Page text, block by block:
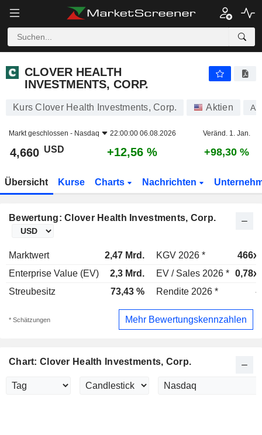
CLOVER HEALTH
INVESTMENTS, CORP.
Kurs Clover Health Investments, Corp. Aktien
Markt geschlossen - Nasdaq 22:00:00 06.08.2026 Veränd. 1. Jan.
4,660 USD +12,56 % +98,30 %
Übersicht Kurse Charts Nachrichten
Bewertung: Clover Health Investments, Corp.
Marktwert 2,47 Mrd. KGV 2026 *
466x
Enterprise Value (EV)
2,3 Mrd. EV / Sales 2026 * 0,78x
Streubesitz
73,43 % Rendite 2026 * -
* Schätzungen Mehr Bewertungskennzahlen
Chart: Clover Health Investments, Corp.